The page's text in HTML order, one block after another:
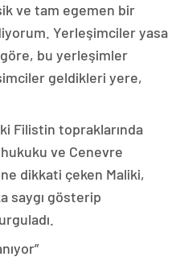
ve tam egemen bir
Yerleşimciler yasa
göre, bu yerleşimler
geldikleri yere,
Filistin topraklarında
hukuku ve Cenevre
dikkati çeken Maliki,
saygı gösterip